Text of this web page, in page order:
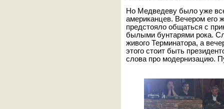
Но Медведеву было уже
американцев. Вечером его
предстояло общаться с
былыми бунтарями рока.
живого Терминатора, а
этого стоит быть
слова про модернизацию.